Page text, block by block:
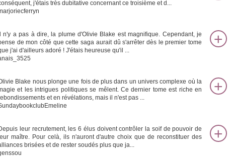
j'étais très dubitative concernant ce troisième et d...
Il n'y a pas à dire, la plume d'Olivie Blake est magnifique. Cependant, je
de mon côté que cette saga aurait dû s'arrêter dès le premier tome
j'ai d'ailleurs adoré ! J'étais heureuse qu'il ...
Blake nous plonge une fois de plus dans un univers complexe où la
et les intrigues politiques se mêlent. Ce dernier tome est riche en
et en révélations, mais il n'est pas ...
leur recrutement, les 6 élus doivent contrôler la soif de pouvoir de
leur maître. Pour celà, ils n'auront d'autre choix que de reconstituer des
brisées et de rester soudés plus que ja...